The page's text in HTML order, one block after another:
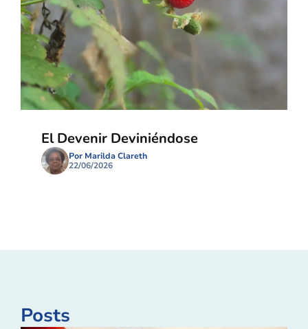
El Devenir Deviniéndose
Por Marilda Clareth
22/06/2026
Posts